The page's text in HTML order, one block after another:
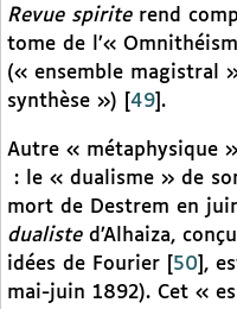
Revue spiriterend
tome de l’«
(« ensemble magistral
synthèse »)
49 .
Autre « métaphysique
: le « dualisme » de
mort de Destrem en
dualisted’Alhaiza,
idées de Fourier
50 ,
mai-juin 1892). Cet «